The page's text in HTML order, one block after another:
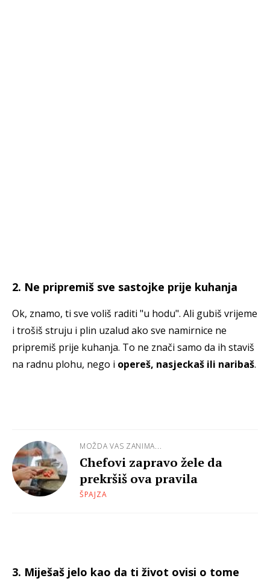
2. Ne pripremiš sve sastojke prije kuhanja
Ok, znamo, ti sve voliš raditi "u hodu". Ali gubiš vrijeme
i trošiš struju i plin uzalud ako sve namirnice ne
pripremiš prije kuhanja. To ne znači samo da ih staviš
na radnu plohu, nego i opereš, nasjeckaš ili naribaš.
MOŽDA VAS ZANIMA...
Chefovi zapravo žele da
prekršiš ova pravila
ŠPAJZA
3. Miješaš jelo kao da ti život ovisi o tome